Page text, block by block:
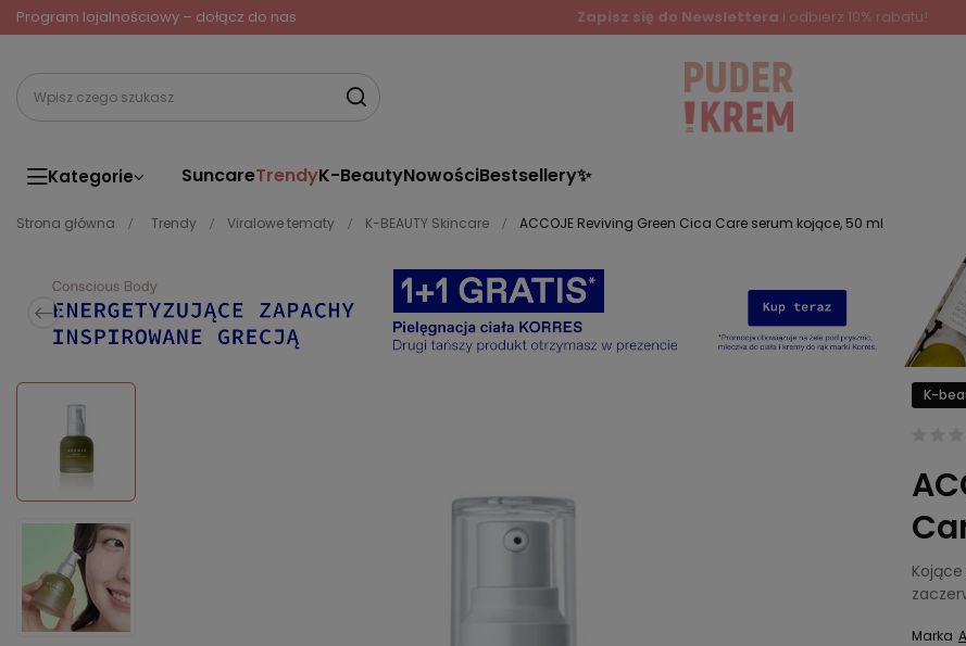
Program lojalnościowy – dołącz do nas Zapisz się do Newslettera i odbierz 10% rabatu!
Kategorie SuncareTrendyK-BeautyNowościBestsellery✨
Strona główna Trendy Viralowe tematy K-BEAUTY Skincare ACCOJE Reviving Green Cica Care serum kojące, 50 ml
K-
Marka